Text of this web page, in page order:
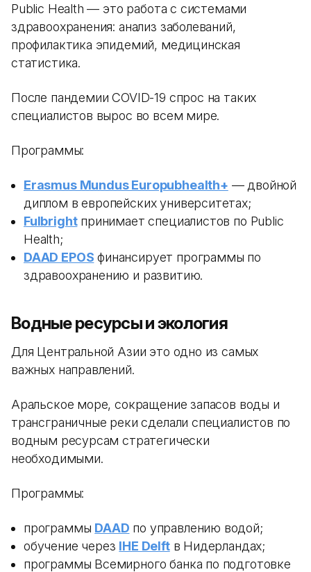
Public Health — это работа с системами
здравоохранения: анализ заболеваний,
профилактика эпидемий, медицинская
статистика.
После пандемии COVID-19 спрос на таких
специалистов вырос во всем мире.
Программы:
Erasmus Mundus Europubhealth+ — двойной
диплом в европейских университетах;
Fulbrightпринимает специалистов по Public
Health;
DAAD EPOS финансирует программы по
здравоохранению и развитию.
Водные ресурсы и экология
Для Центральной Азии это одно из самых
важных направлений.
Аральское море, сокращение запасов воды и
трансграничные реки сделали специалистов по
водным ресурсам стратегически
необходимыми.
Программы:
программы DAAD по управлению водой;
обучение через IHE Delftв Нидерландах;
программы Всемирного банка по подготовке